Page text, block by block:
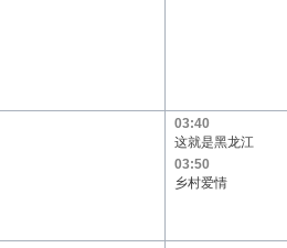
厦门卫视
03:40
这就是黑龙江
03:50
乡村爱情